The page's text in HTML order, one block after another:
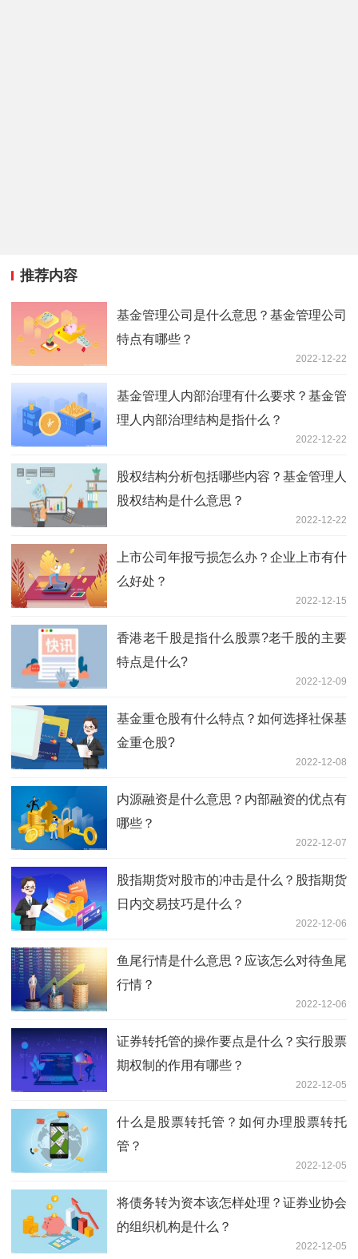
推荐内容
基金管理公司是什么意思？基金管理公司
特点有哪些？
2022-12-22
基金管理人内部治理有什么要求？基金管
理人内部治理结构是指什么？
2022-12-22
股权结构分析包括哪些内容？基金管理人
股权结构是什么意思？
2022-12-22
上市公司年报亏损怎么办？企业上市有什
么好处？
2022-12-15
香港老千股是指什么股票?老千股的主要
特点是什么?
2022-12-09
基金重仓股有什么特点？如何选择社保基
金重仓股?
2022-12-08
内源融资是什么意思？内部融资的优点有
哪些？
2022-12-07
股指期货对股市的冲击是什么？股指期货
日内交易技巧是什么？
2022-12-06
鱼尾行情是什么意思？应该怎么对待鱼尾
行情？
2022-12-06
证券转托管的操作要点是什么？实行股票
期权制的作用有哪些？
2022-12-05
什么是股票转托管？如何办理股票转托
管？
2022-12-05
将债务转为资本该怎样处理？证券业协会
的组织机构是什么？
2022-12-05